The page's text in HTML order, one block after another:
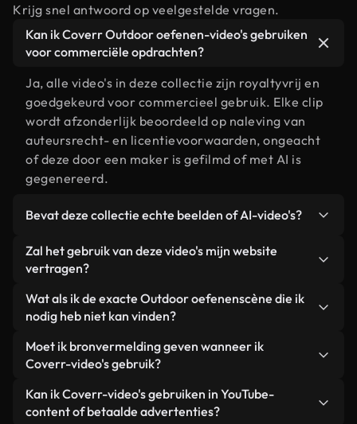
Krijg snel antwoord op veelgestelde vragen.
Kan ik Coverr Outdoor oefenen-video's gebruiken
voor commerciële opdrachten?
Ja, alle video's in deze collectie zijn royaltyvrij en
goedgekeurd voor commercieel gebruik. Elke clip
wordt afzonderlijk beoordeeld op naleving van
auteursrecht- en licentievoorwaarden, ongeacht
of deze door een maker is gefilmd of met AI is
gegenereerd.
Bevat deze collectie echte beelden of AI-video's?
Beide. Dit is een hybride bibliotheek die bestaat
uit echte, door mensen gefilmde beelden van
gegenereerde video's. Elke video is duidelijk
gelabeld, zodat je altijd weet wat je gebruikt.
Zal het gebruik van deze video's mijn website
vertragen?
Niet als u voor onze geoptimaliseerde versies
kiest. Wij bieden lichtgewicht, webklare formaten
achtergrond. Zo blijft de kwaliteit hoog, worden de
laadtijden geminimaliseerd en worden
statistieken zoals LCP verbeterd.
Wat als ik de exacte Outdoor oefenenscène die ik
nodig heb niet kan vinden?
Met Coverr AI Studio maak je direct een video.
Beschrijf de scène – bijvoorbeeld "Outdoor
genereert binnen enkele seconden een
gepersonaliseerde video die voldoet aan onze
Moet ik bronvermelding geven wanneer ik
Coverr-video's gebruik?
Naamsvermelding is niet vereist. Alle video's in
onze stockbibliotheek zijn royaltyvrij en kunnen
Kan ik Coverr-video's gebruiken in YouTube-
content of betaalde advertenties?